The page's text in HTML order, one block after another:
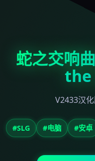
蛇之交响
the
V2433汉
#SLG #电脑 #安卓